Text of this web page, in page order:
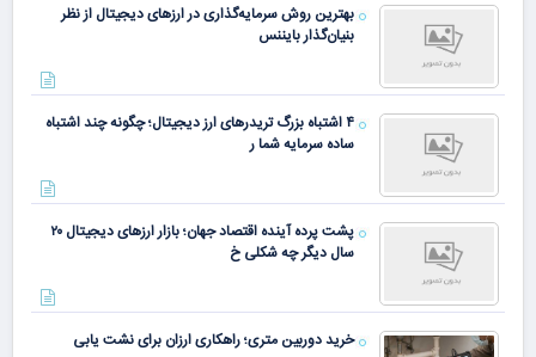
بهترین روش سرمایه‌گذاری در ارزهای دیجیتال از نظر
بنیان‌گذار بایننس
۴ اشتباه بزرگ تریدرهای ارز دیجیتال؛ چگونه چند اشتباه
ساده سرمایه شما ر
پشت پرده آینده اقتصاد جهان؛ بازار ارزهای دیجیتال ۲۰
سال دیگر چه شکلی خ
خرید دوربین متری؛ راهکاری ارزان برای نشت یابی